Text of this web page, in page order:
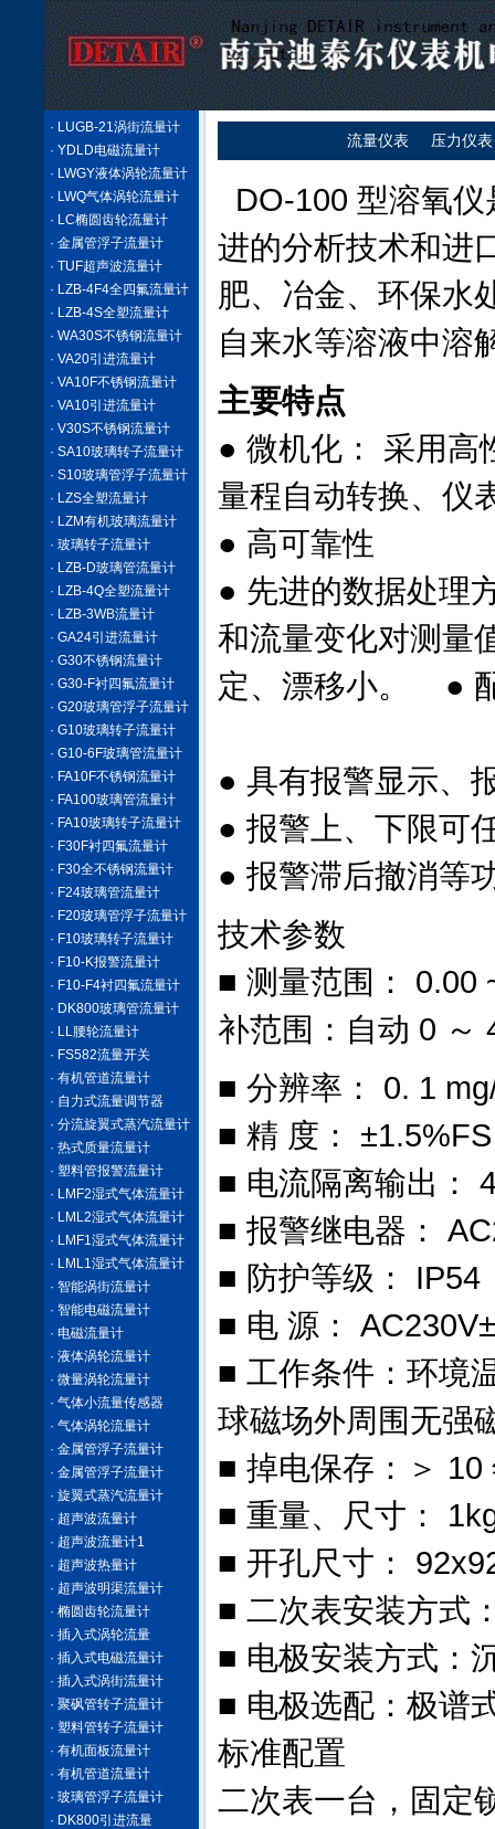
· LUGB-21涡街流量计
· YDLD电磁流量计
· LWGY液体涡轮流量计
· LWQ气体涡轮流量计
· LC椭圆齿轮流量计
· 金属管浮子流量计
· TUF超声波流量计
· LZB-4F4全四氟流量计
· LZB-4S全塑流量计
· WA30S不锈钢流量计
· VA20引进流量计
· VA10F不锈钢流量计
· VA10引进流量计
· V30S不锈钢流量计
· SA10玻璃转子流量计
· S10玻璃管浮子流量计
· LZS全塑流量计
· LZM有机玻璃流量计
· 玻璃转子流量计
· LZB-D玻璃管流量计
· LZB-4Q全塑流量计
· LZB-3WB流量计
· GA24引进流量计
· G30不锈钢流量计
· G30-F衬四氟流量计
· G20玻璃管浮子流量计
· G10玻璃转子流量计
· G10-6F玻璃管流量计
· FA10F不锈钢流量计
· FA100玻璃管流量计
· FA10玻璃转子流量计
· F30F衬四氟流量计
· F30全不锈钢流量计
· F24玻璃管流量计
· F20玻璃管浮子流量计
· F10玻璃转子流量计
· F10-K报警流量计
· F10-F4衬四氟流量计
· DK800玻璃管流量计
· LL腰轮流量计
· FS582流量开关
· 有机管道流量计
· 自力式流量调节器
· 分流旋翼式蒸汽流量计
· 热式质量流量计
· 塑料管报警流量计
· LMF2湿式气体流量计
· LML2湿式气体流量计
· LMF1湿式气体流量计
· LML1湿式气体流量计
· 智能涡街流量计
· 智能电磁流量计
· 电磁流量计
· 液体涡轮流量计
· 微量涡轮流量计
· 气体小流量传感器
· 气体涡轮流量计
· 金属管浮子流量计
· 金属管浮子流量计
· 旋翼式蒸汽流量计
· 超声波流量计
· 超声波流量计1
· 超声波热量计
· 超声波明渠流量计
· 椭圆齿轮流量计
· 插入式涡轮流量
· 插入式电磁流量计
· 插入式涡街流量计
· 聚砜管转子流量计
· 塑料管转子流量计
· 有机面板流量计
· 有机管道流量计
· 玻璃管浮子流量计
· DK800引进流量
流量仪表 压力仪表
DO-100 型溶氧
进的分析技术和进
肥、冶金、环保水
自来水等溶液中溶
主要特点
● 微机化： 采用高
量程自动转换、仪
● 高可靠性
● 先进的数据处理
和流量变化对测
定、漂移小。 ●
● 具有报警显示、
● 报警上、下限
● 报警滞后撤消
技术参数
■ 测量范围： 0.00
补范围：自动 0
■ 分辨率： 0. 1
■ 精 度：
■ 电流隔离输出：
■ 报警继电器：
■ 防护等级： IP54
■ 电 源：
■ 工作条件：环境
球磁场外周围无强
■ 掉电保存：＞
■ 重量、尺寸：
■ 开孔尺寸：
■ 二次表安装方
■ 电极安装方式：
■ 电极选配：极谱
标准配置
二次表一台，固定